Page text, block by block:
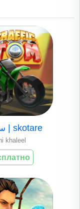
سكوتري | skotare
khaleel